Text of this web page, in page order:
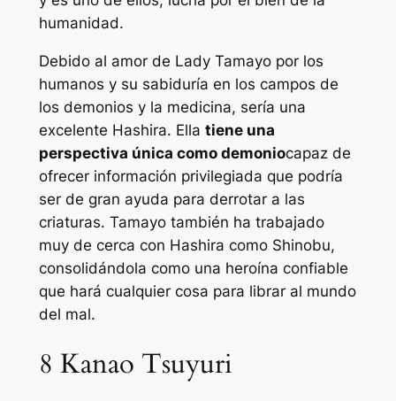
humanidad.
Debido al amor de Lady Tamayo por los
humanos y su sabiduría en los campos de
los demonios y la medicina, sería una
excelente Hashira. Ella tiene una
perspectiva única como demoniocapaz de
ofrecer información privilegiada que podría
ser de gran ayuda para derrotar a las
criaturas. Tamayo también ha trabajado
muy de cerca con Hashira como Shinobu,
consolidándola como una heroína confiable
que hará cualquier cosa para librar al mundo
del mal.
8 Kanao Tsuyuri